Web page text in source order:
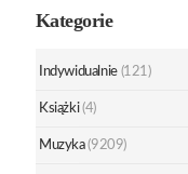
Kategorie
Indywidualnie (121)
Książki (4)
Muzyka (9209)